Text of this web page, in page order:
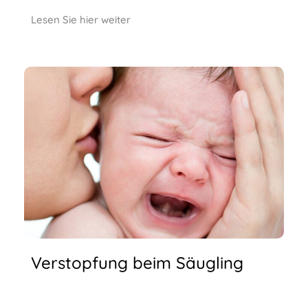
Lesen Sie hier weiter
Verstopfung beim Säugling